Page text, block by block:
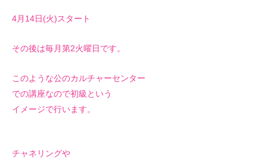
4月14日(火)スタート
その後は毎月第2火曜日です。
このような公のカルチャーセンター
での講座なので初級という
イメージで行います。
チャネリングや